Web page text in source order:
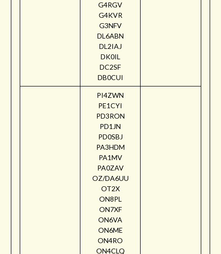
G4RGV
G4KVR
G3NFV
DL6ABN
DL2IAJ
DK0IL
DC2SF
DB0CUI
PI4ZWN
PE1CYI
PD3RON
PD1JN
PD0SBJ
PA3HDM
PA1MV
PA0ZAV
OZ/DA6UU
OT2X
ON8PL
ON7XF
ON6VA
ON6ME
ON4RO
ON4CLQ